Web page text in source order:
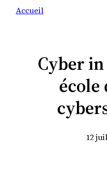
Accueil
Cyber
école
12